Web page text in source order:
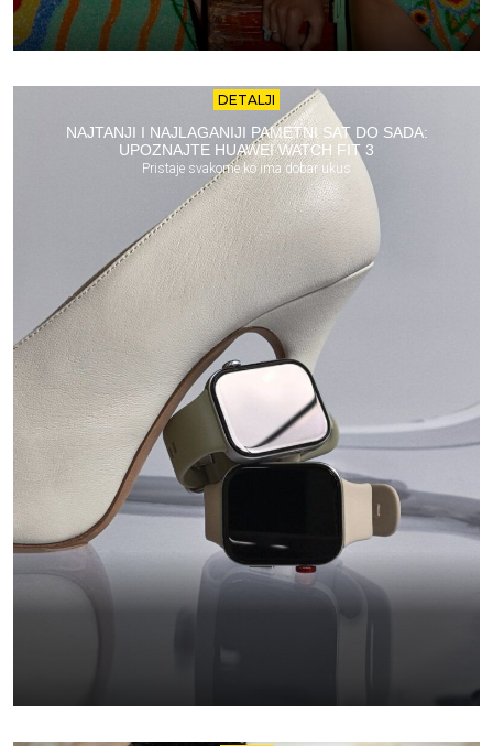
DETALJI
NAJTANJI I NAJLAGANIJI PAMETNI SAT DO SADA:
UPOZNAJTE HUAWEI WATCH FIT 3
Pristaje svakome ko ima dobar ukus